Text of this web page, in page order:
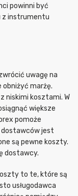
powinni być
z instrumentu
uwagę na
obniżyć marżę.
niskimi kosztami. W
większe
pomoże
dostawców jest
są pewne koszty.
dostawcy.
to te, które są
usługodawca